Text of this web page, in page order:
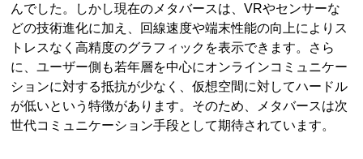
んでした。しかし現在のメタバースは、VRやセンサーな
どの技術進化に加え、回線速度や端末性能の向上によりス
トレスなく高精度のグラフィックを表示できます。さら
に、ユーザー側も若年層を中心にオンラインコミュニケー
ションに対する抵抗が少なく、仮想空間に対してハードル
が低いという特徴があります。そのため、メタバースは次
世代コミュニケーション手段として期待されています。